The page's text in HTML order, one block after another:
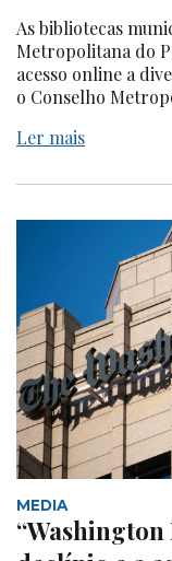
As bibliotecas
Metropolitana do
acesso online a
o Conselho
Ler mais
MEDIA